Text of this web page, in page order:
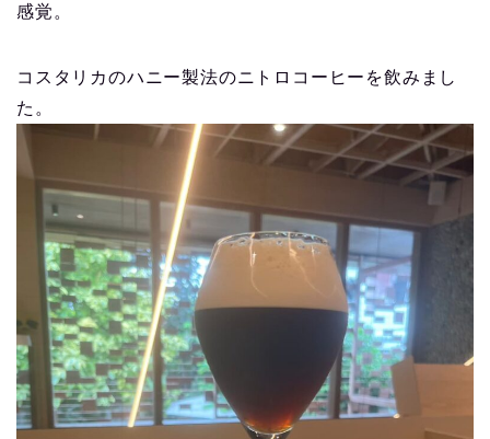
感覚。
コスタリカのハニー製法のニトロコーヒーを飲みまし
た。